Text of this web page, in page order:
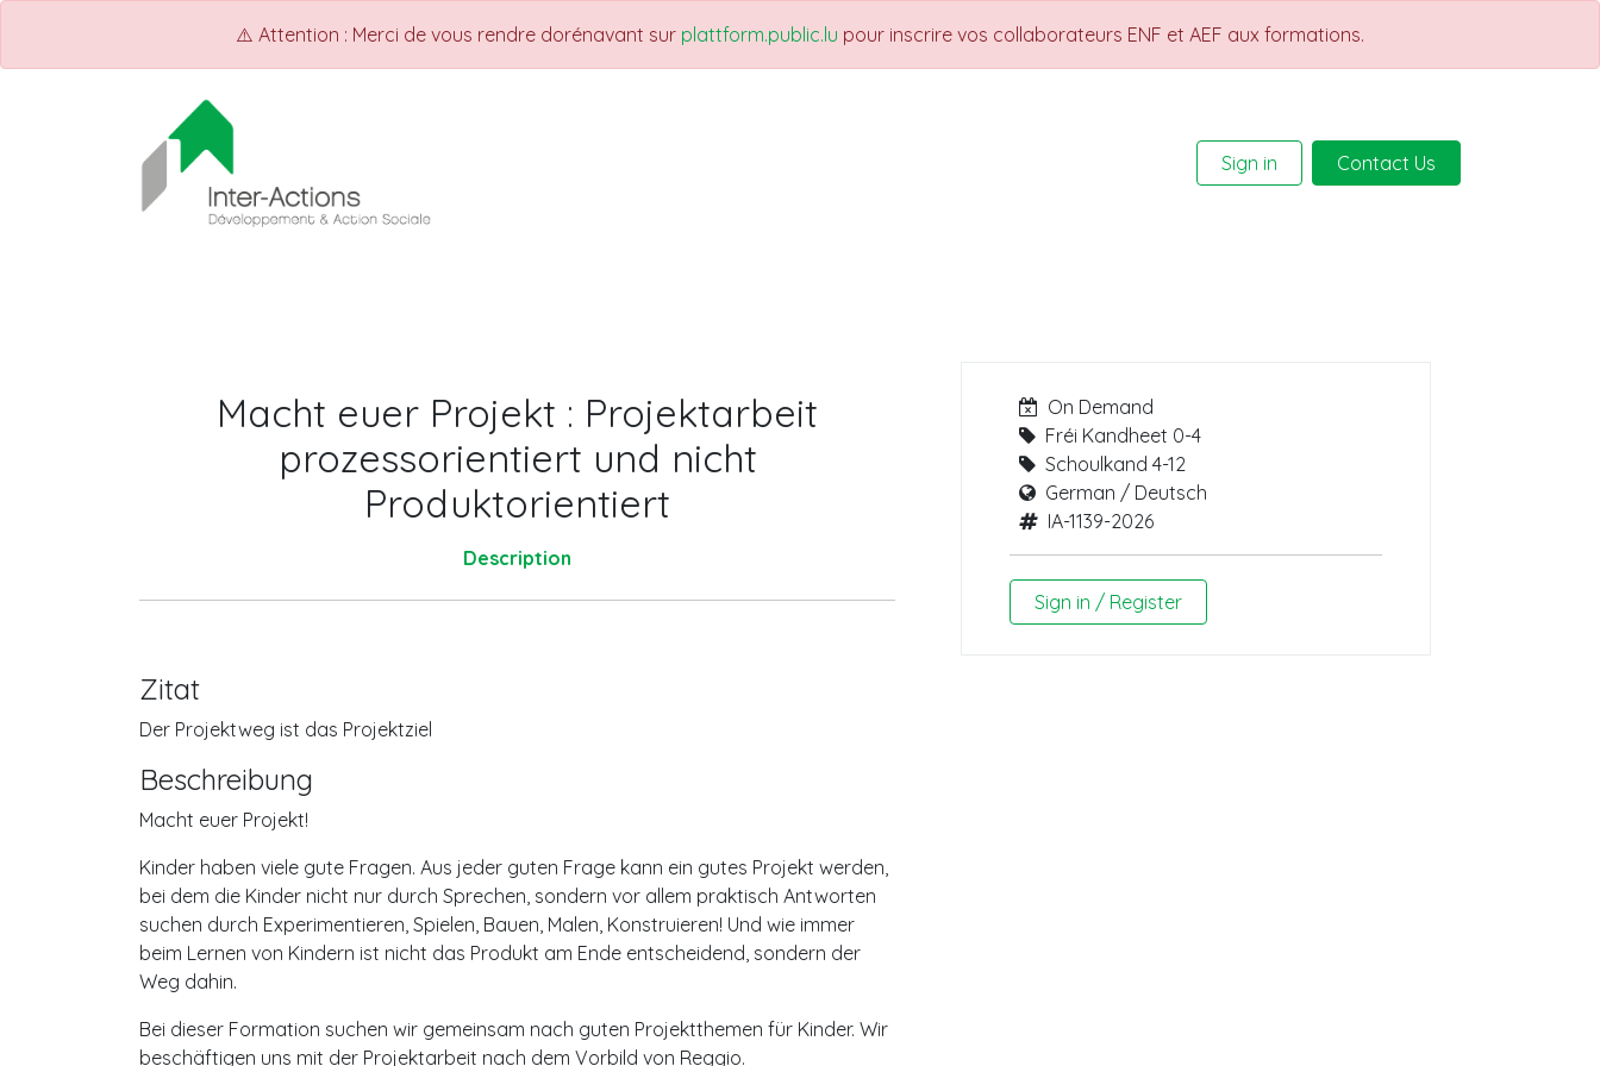
⚠️ Attention : Merci de vous rendre dorénavant sur plattform.public.lu pour inscrire vos collaborateurs ENF et AEF aux formations.
Sign in Contact Us
Macht euer Projekt : Projektarbeit
prozessorientiert und nicht
Produktorientiert
Description
Zitat
Der Projektweg ist das Projektziel
Beschreibung
Macht euer Projekt!
Kinder haben viele gute Fragen. Aus jeder guten Frage kann ein gutes Projekt werden,
bei dem die Kinder nicht nur durch Sprechen, sondern vor allem praktisch Antworten
suchen durch Experimentieren, Spielen, Bauen, Malen, Konstruieren! Und wie immer
beim Lernen von Kindern ist nicht das Produkt am Ende entscheidend, sondern der
Weg dahin.
Bei dieser Formation suchen wir gemeinsam nach guten Projektthemen für Kinder. Wir
beschäftigen uns mit der Projektarbeit nach dem Vorbild von Reggio.
On Demand
Fréi Kandheet 0-4
Schoulkand 4-12
German / Deutsch
IA-1139-2026
Sign in / Register